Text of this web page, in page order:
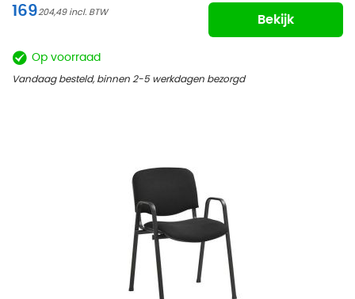
169204,49
Bekijk
Op voorraad
Vandaag besteld, binnen 2-5 werkdagen bezorgd